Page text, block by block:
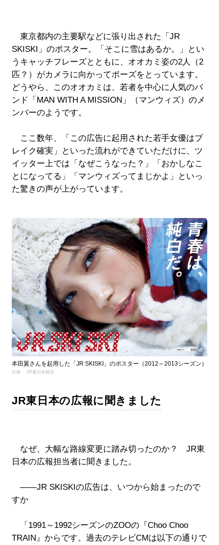
東京都内の主要駅などに張り出された「JR
SKISKI」のポスター。「そこに雪はあるか。」とい
うキャッチフレーズとともに、オオカミ姿の2人（2
匹？）がカメラに向かってポーズをとっています。
どうやら、このオオカミは、若者を中心に人気のバ
ンド「MAN WITH A MISSION」（マンウィズ）のメ
ンバーのようです。
ここ数年、「この広告に起用された若手女優はブ
レイク確実」といった流れができていただけに、ツ
イッター上では「なぜこうなった？」「おかしなこ
とになってる」「マンウィズってまじかよ」といっ
た驚きの声が上がっています。
本田翼さんを起用した「JR SKISKI」のポスター（2012～2013シーズン）
出典： JR東日本提供
JR東日本の広報に聞きました
なぜ、大幅な路線変更に踏み切ったのか？ JR東
日本の広報担当者に聞きました。
――JR SKISKIの広告は、いつから始まったので
すか
「1991～1992シーズンのZOOの『Choo Choo
TRAIN』からです。過去のテレビCMは以下の通りで